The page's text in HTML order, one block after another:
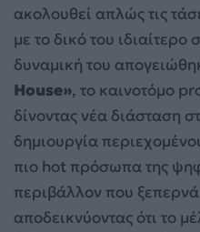
ακολουθεί απλώς τις
με το δικό του
δυναμική του
House», το καινοτόμο
δίνοντας νέα διάσταση
δημιουργία
πιο hot πρόσωπα της
περιβάλλον που
αποδεικνύοντας ότι το